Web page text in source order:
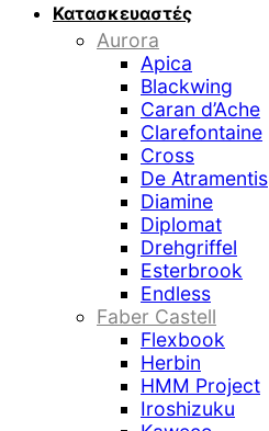
Κατασκευαστές
Aurora
Apica
Blackwing
Caran d’Ache
Clarefontaine
Cross
De Atramentis
Diamine
Diplomat
Drehgriffel
Esterbrook
Endless
Faber Castell
Flexbook
Herbin
HMM Project
Iroshizuku